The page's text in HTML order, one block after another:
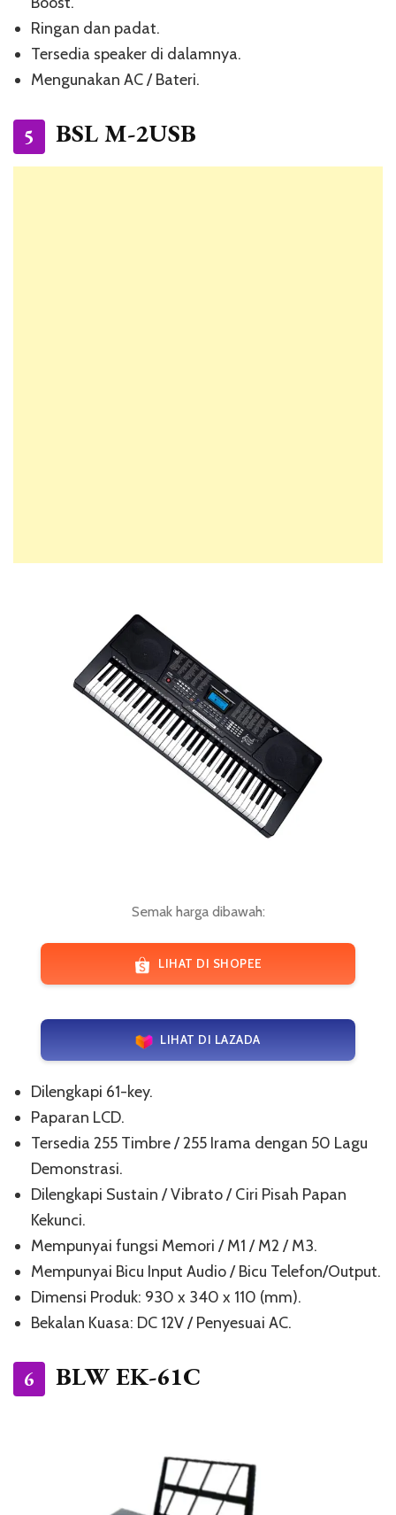
Ringan dan padat.
Tersedia speaker di dalamnya.
Mengunakan AC / Bateri.
5 BSL M-2USB
Semak harga dibawah:
LIHAT DI SHOPEE
LIHAT DI LAZADA
Dilengkapi 61-key.
Paparan LCD.
Tersedia 255 Timbre / 255 Irama dengan 50 Lagu
Demonstrasi.
Dilengkapi Sustain / Vibrato / Ciri Pisah Papan
Kekunci.
Mempunyai fungsi Memori / M1 / ​​M2 / M3.
Mempunyai Bicu Input Audio / Bicu Telefon/Output.
Dimensi Produk: 930 x 340 x 110 (mm).
Bekalan Kuasa: DC 12V / Penyesuai AC.
6 BLW EK-61C